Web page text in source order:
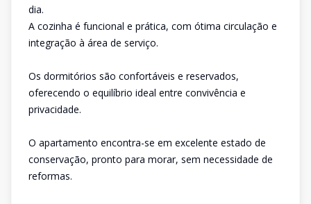
dia.
A cozinha é funcional e prática, com ótima circulação e
integração à área de serviço.
Os dormitórios são confortáveis e reservados,
oferecendo o equilíbrio ideal entre convivência e
privacidade.
O apartamento encontra-se em excelente estado de
conservação, pronto para morar, sem necessidade de
reformas.